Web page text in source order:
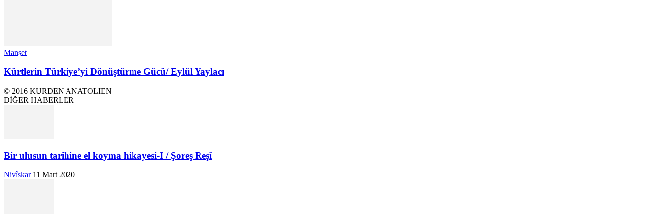
Manşet
Kürtlerin Türkiye’yi Dönüştürme Gücü/ Eylül Yaylacı
© 2016 KURDEN ANATOLIEN
DİĞER HABERLER
Bir ulusun tarihine el koyma hikayesi-I / Şoreş Reşî
Nivîskar 11 Mart 2020